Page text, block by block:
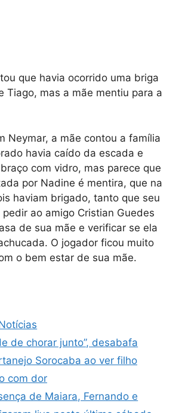
que havia ocorrido uma briga
Tiago, mas a mãe mentiu para a
Neymar, a mãe contou a família
havia caído da escada e
com vidro, mas parece que
por Nadine é mentira, que na
haviam brigado, tanto que seu
ao amigo Cristian Guedes
de sua mãe e verificar se ela
O jogador ficou muito
o bem estar de sua mãe.
de chorar junto”, desabafa
Sorocaba ao ver filho
com dor
de Maiara, Fernando e